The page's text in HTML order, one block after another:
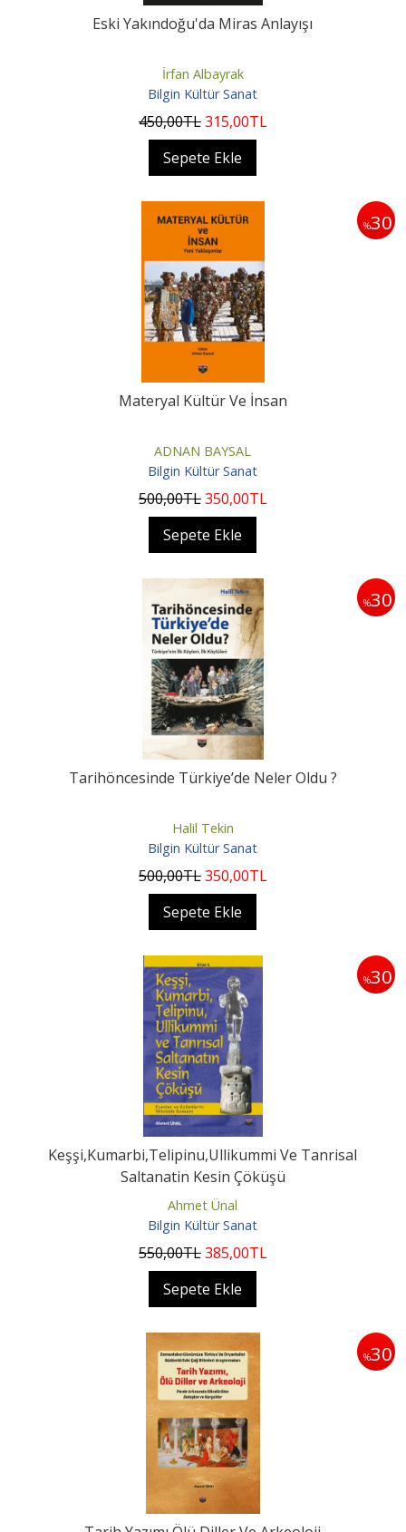
Eski Yakındoğu'da Miras Anlayışı
İrfan Albayrak
Bilgin Kültür Sanat
450,00TL315,00TL
Sepete Ekle
%30
Materyal Kültür Ve İnsan
ADNAN BAYSAL
Bilgin Kültür Sanat
500,00TL350,00TL
Sepete Ekle
%30
Tarihöncesinde Türkiye’de Neler Oldu ?
Halil Tekin
Bilgin Kültür Sanat
500,00TL350,00TL
Sepete Ekle
%30
Keşşi,Kumarbi,Telipinu,Ullikummi Ve Tanrisal
Saltanatin Kesin Çöküşü
Ahmet Ünal
Bilgin Kültür Sanat
550,00TL385,00TL
Sepete Ekle
%30